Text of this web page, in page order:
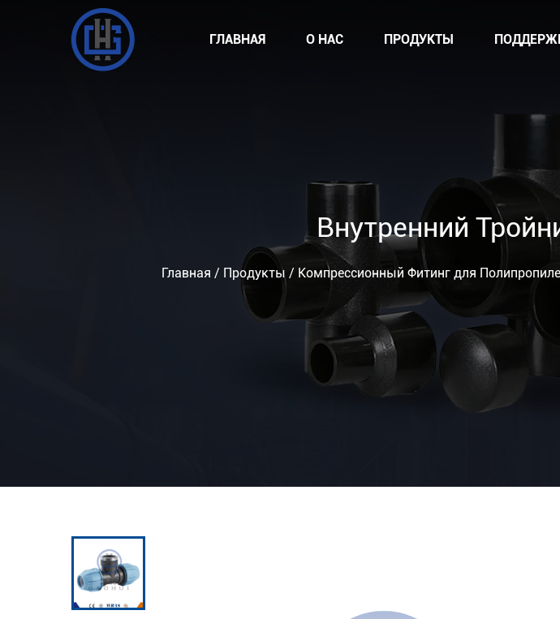
ГЛАВНАЯ О НАС ПРОДУКТЫ
Внутренний
Главная / Продукты/ Компрессионный Фитинг для